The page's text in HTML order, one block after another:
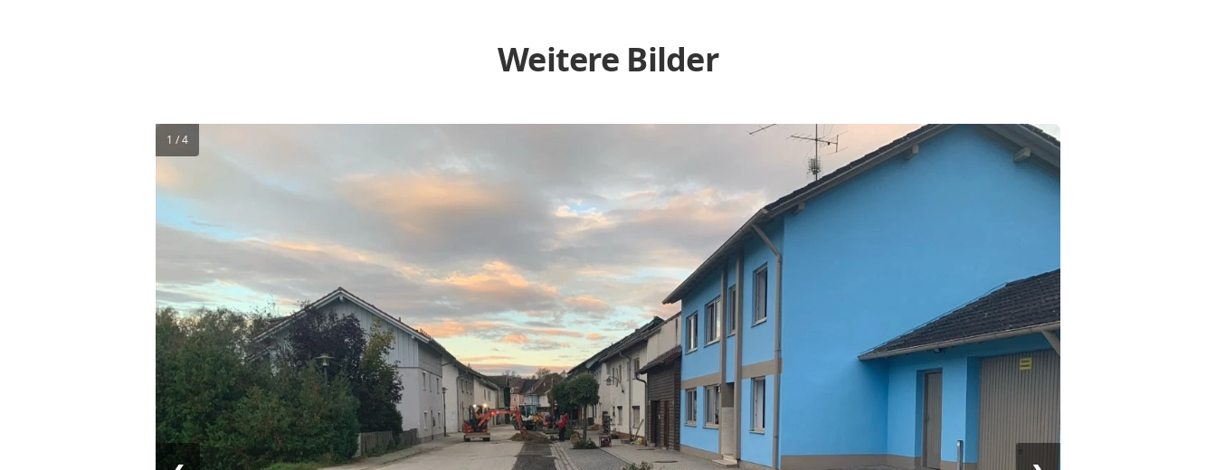
Weitere Bilder
1 / 4